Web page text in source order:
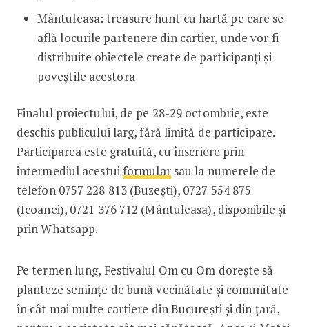
Mântuleasa: treasure hunt cu hartă pe care se
află locurile partenere din cartier, unde vor fi
distribuite obiectele create de participanți și
poveștile acestora
Finalul proiectului, de pe 28-29 octombrie, este
deschis publicului larg, fără limită de participare.
Participarea este gratuită, cu înscriere prin
intermediul acestuiformularsau la numerele de
telefon 0757 228 813 (Buzești), 0727 554 875
(Icoanei), 0721 376 712 (Mântuleasa), disponibile și
prin Whatsapp.
Pe termen lung, Festivalul Om cu Om dorește să
planteze semințe de bună vecinătate și comunitate
în cât mai multe cartiere din București și din țară,